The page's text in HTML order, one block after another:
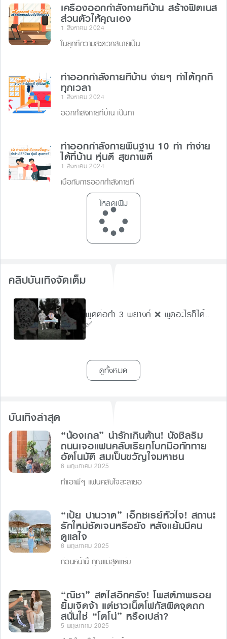
เครื่องออกกำลังกายที่บ้าน สร้างฟิตเนส
ส่วนตัวให้คุณเอง
1 สิงหาคม 2024
ในยุคที่ความสะดวกสบายเป็น
ท่าออกกำลังกายที่บ้าน ง่ายๆ ทำได้ทุกที่
ทุกเวลา
1 สิงหาคม 2024
ออกกำลังกายที่บ้าน เป็นทา
ท่าออกกําลังกายพื้นฐาน 10 ท่า ทำง่าย
ได้ที่บ้าน หุ่นดี สุขภาพดี
1 สิงหาคม 2024
เบื่อกับการออกกำลังกายที่
โหลดเพิ่ม
คลิปบันเทิงจัดเต็ม
พูดต่อคำ 3 พยางค์ ❌ พูดอะไรก็ได้..
✅
ดูทั้งหมด
บันเทิงล่าสุด
“น้องเกล” น่ารักเกินต้าน! นั่งชิลริม
ถนนเจอแฟนคลับเรียกโบกมือทักทาย
อัตโนมัติ สมเป็นขวัญใจมหาชน
6 พฤษภาคม 2025
ทำเอาพี่ๆ แฟนคลับใจละลายอ
“เป้ย ปานวาด” เอ็กซเรย์หัวใจ! สถานะ
รักใหม่ชัดเจนหรือยัง หลังแย้มมีคน
ดูแลใจ
6 พฤษภาคม 2025
ก่อนหน้านี้ คุณแม่สุดแซ่บ
“ณิชา” สดใสอีกครั้ง! โพสต์ภาพรอย
ยิ้มเจิดจ้า แต่ชาวเน็ตโฟกัสผิดจุดถก
สนั่นใช่ “โตโน่” หรือเปล่า?
5 พฤษภาคม 2025